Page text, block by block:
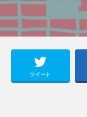
ツイート